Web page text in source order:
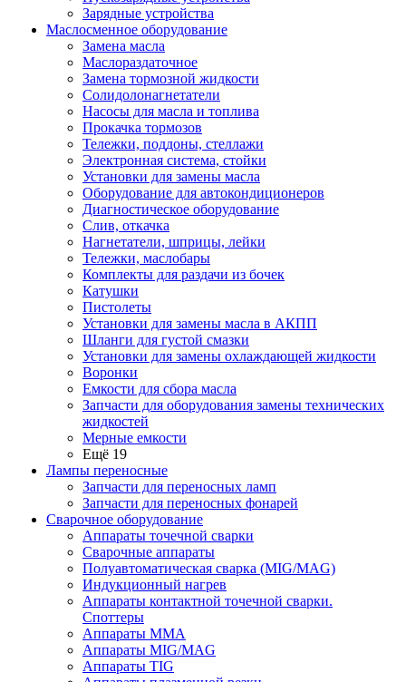
Зарядные устройства
Маслосменное оборудование
Замена масла
Маслораздаточное
Замена тормозной жидкости
Солидолонагнетатели
Насосы для масла и топлива
Прокачка тормозов
Тележки, поддоны, стеллажи
Электронная система, стойки
Установки для замены масла
Оборудование для автокондиционеров
Диагностическое оборудование
Слив, откачка
Нагнетатели, шприцы, лейки
Тележки, маслобары
Комплекты для раздачи из бочек
Катушки
Пистолеты
Установки для замены масла в АКПП
Шланги для густой смазки
Установки для замены охлаждающей жидкости
Воронки
Емкости для сбора масла
Запчасти для оборудования замены технических
жидкостей
Мерные емкости
Ещё 19
Лампы переносные
Запчасти для переносных ламп
Запчасти для переносных фонарей
Сварочное оборудование
Аппараты точечной сварки
Сварочные аппараты
Полуавтоматическая сварка (MIG/MAG)
Индукционный нагрев
Аппараты контактной точечной сварки.
Споттеры
Аппараты MMA
Аппараты MIG/MAG
Аппараты TIG